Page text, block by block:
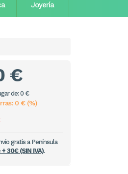
Joyería
€
de: 0 €
0 € (%)
gratis a Península
30€ (SIN IVA).